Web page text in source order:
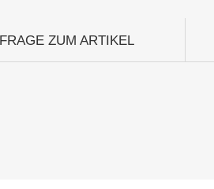
FRAGE ZUM ARTIKEL